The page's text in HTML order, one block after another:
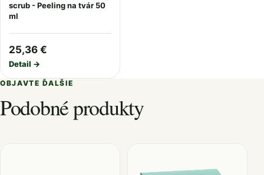
scrub - Peeling na tvár 50
ml
25,36 €
Detail →
OBJAVTE ĎALŠIE
Podobné produkty